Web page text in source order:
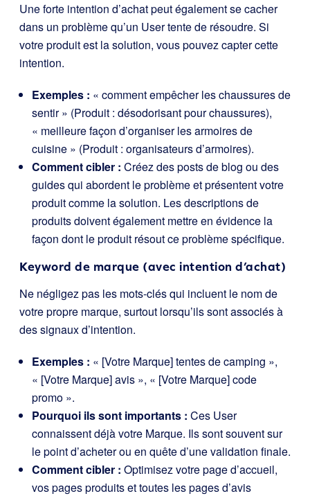
Une forte intention d’achat peut également se cacher
dans un problème qu’un User tente de résoudre. Si
votre produit est la solution, vous pouvez capter cette
intention.
Exemples : « comment empêcher les chaussures de
sentir » (Produit : désodorisant pour chaussures),
« meilleure façon d’organiser les armoires de
cuisine » (Produit : organisateurs d’armoires).
Comment cibler : Créez des posts de blog ou des
guides qui abordent le problème et présentent votre
produit comme la solution. Les descriptions de
produits doivent également mettre en évidence la
façon dont le produit résout ce problème spécifique.
Keyword de marque (avec intention d’achat)
Ne négligez pas les mots-clés qui incluent le nom de
votre propre marque, surtout lorsqu’ils sont associés à
des signaux d’intention.
Exemples : « [Votre Marque] tentes de camping »,
« [Votre Marque] avis », « [Votre Marque] code
promo ».
Pourquoi ils sont importants : Ces User
connaissent déjà votre Marque. Ils sont souvent sur
le point d’acheter ou en quête d’une validation finale.
Comment cibler : Optimisez votre page d’accueil,
vos pages produits et toutes les pages d’avis